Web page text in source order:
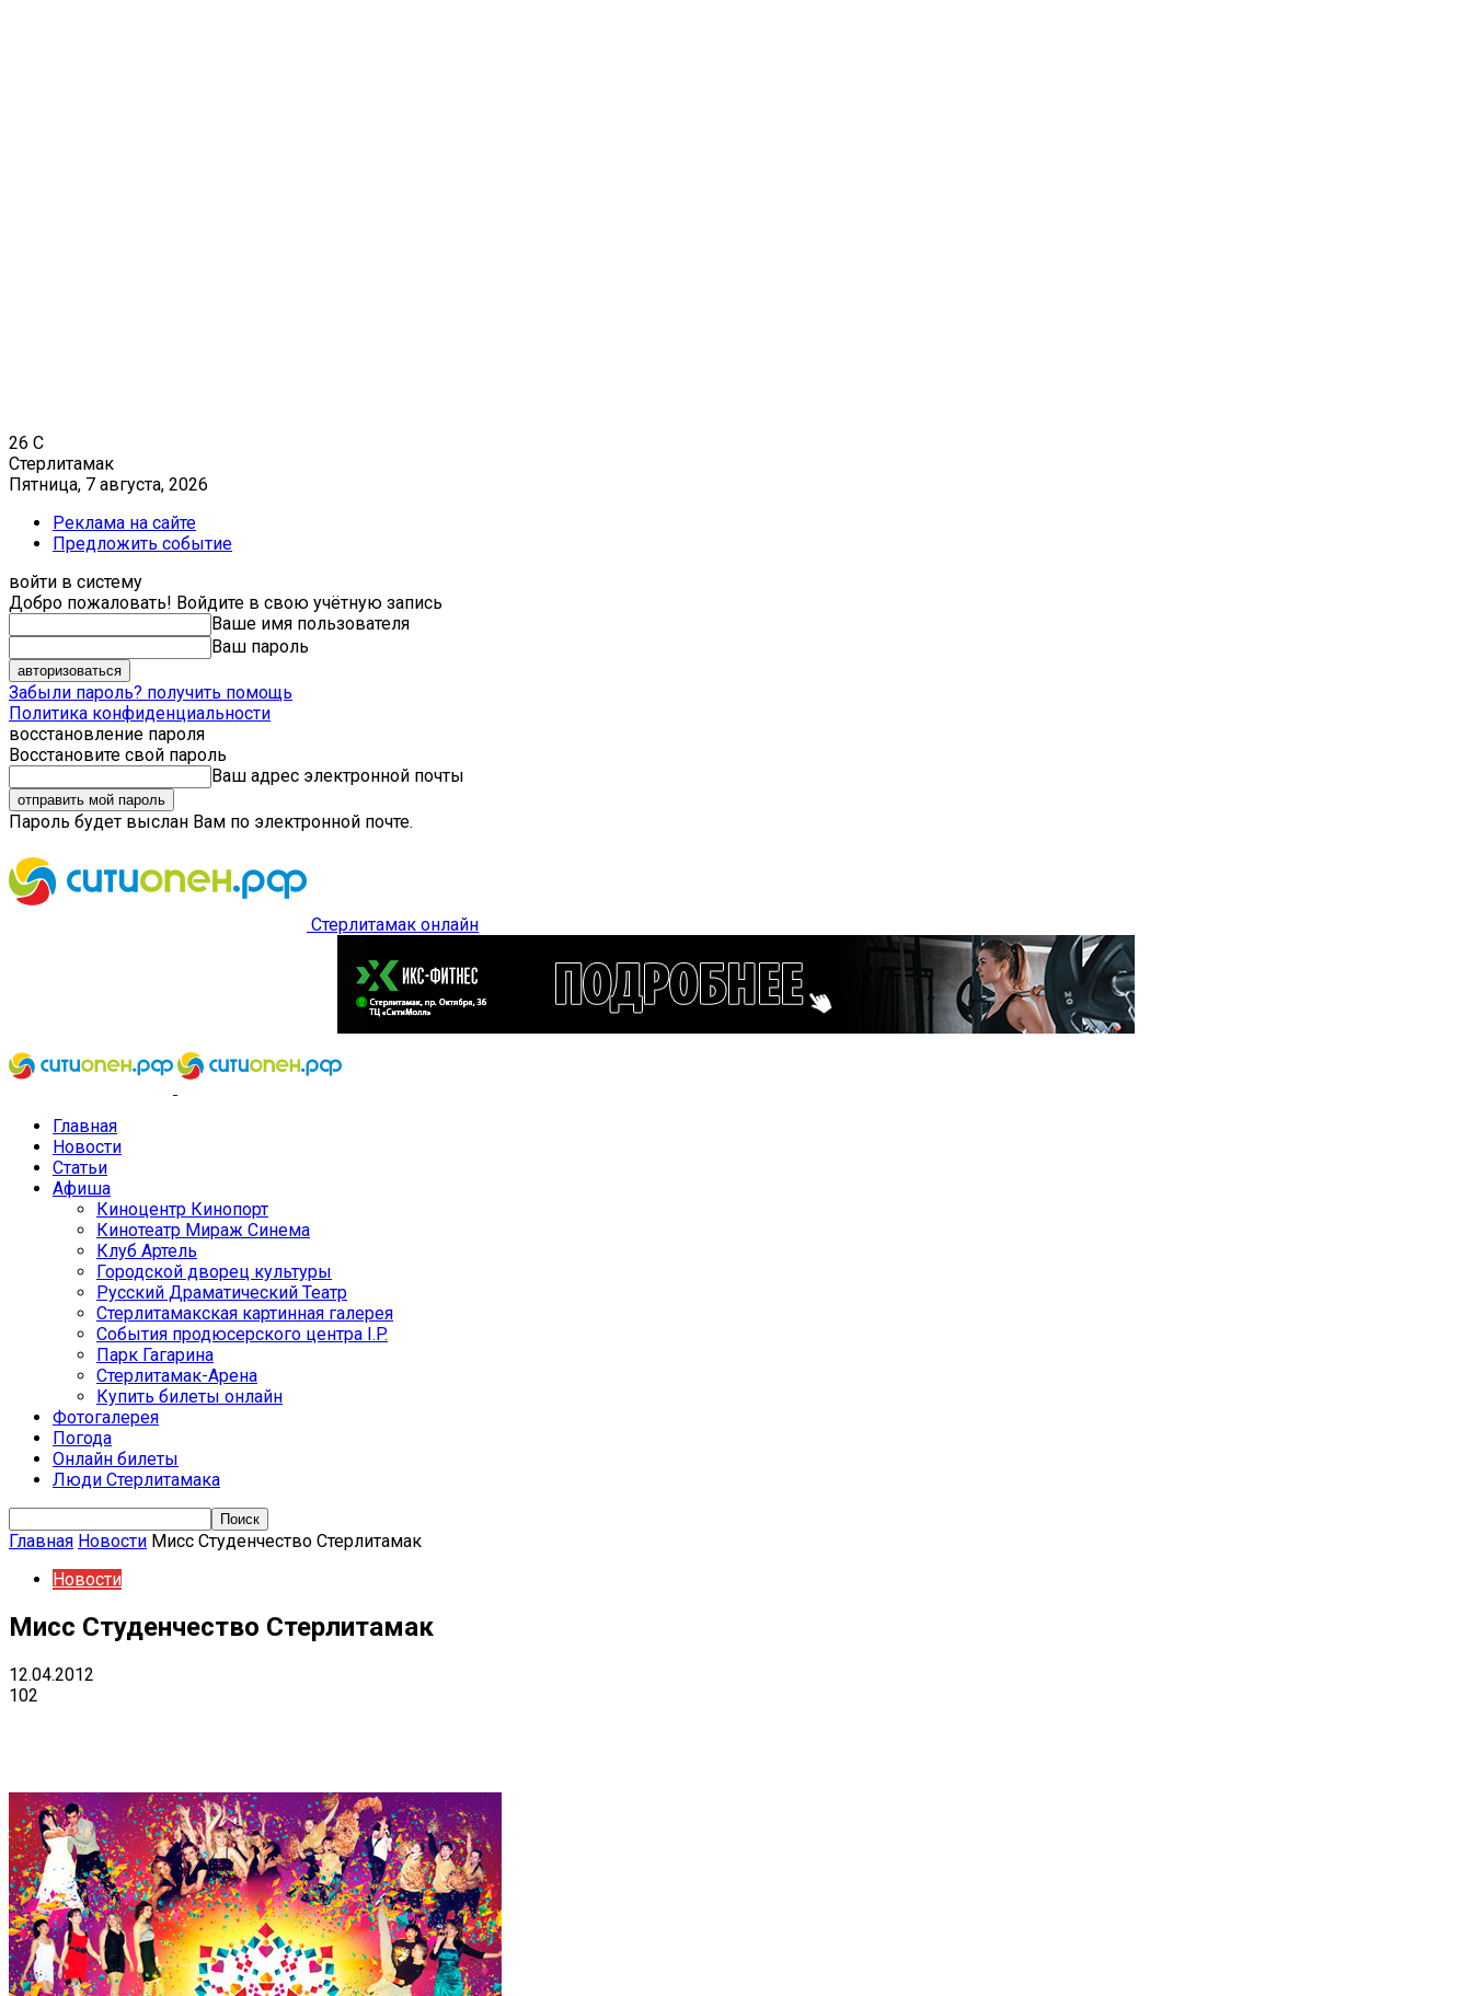
26 C
Стерлитамак
Пятница, 7 августа, 2026
Реклама на сайте
Предложить событие
войти в систему
Добро пожаловать! Войдите в свою учётную запись
Ваше имя пользователя
Ваш пароль
Забыли пароль? получить помощь
Политика конфиденциальности
восстановление пароля
Восстановите свой пароль
Ваш адрес электронной почты
Пароль будет выслан Вам по электронной почте.
Стерлитамак онлайн
Главная
Новости
Статьи
Афиша
Киноцентр Кинопорт
Кинотеатр Мираж Синема
Клуб Артель
Городской дворец культуры
Русский Драматический Театр
Стерлитамакская картинная галерея
События продюсерского центра I.P.
Парк Гагарина
Стерлитамак-Арена
Купить билеты онлайн
Фотогалерея
Погода
Онлайн билеты
Люди Стерлитамака
Главная Новости Мисс Студенчество Стерлитамак
Новости
Мисс Студенчество Стерлитамак
12.04.2012
102